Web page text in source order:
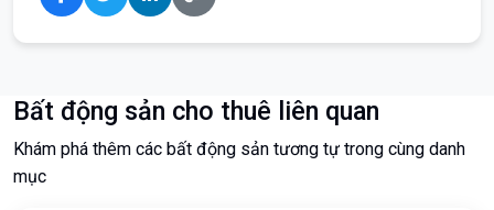
Bất động sản cho thuê liên quan
Khám phá thêm các bất động sản tương tự trong cùng danh
mục